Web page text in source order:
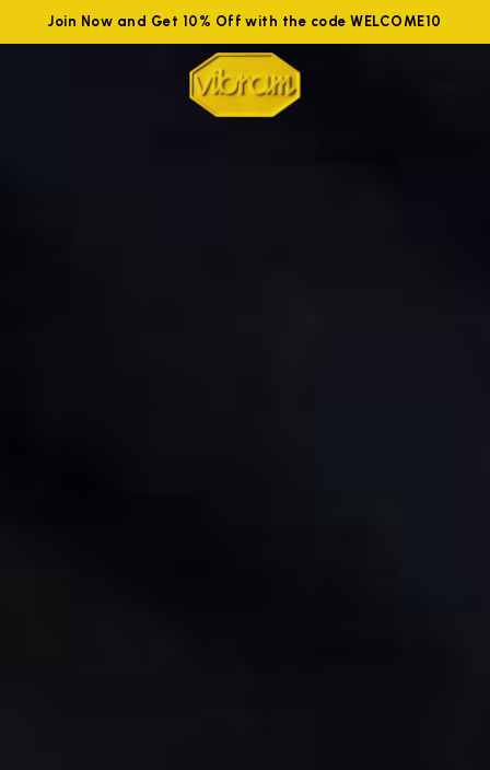
Join Now and Get 10% Off with the code WELCOME10